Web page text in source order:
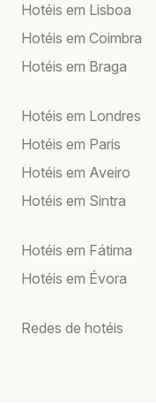
Hotéis em Lisboa
Hotéis em Coimbra
Hotéis em Braga
Hotéis em Londres
Hotéis em Paris
Hotéis em Aveiro
Hotéis em Sintra
Hotéis em Fátima
Hotéis em Évora
Redes de hotéis